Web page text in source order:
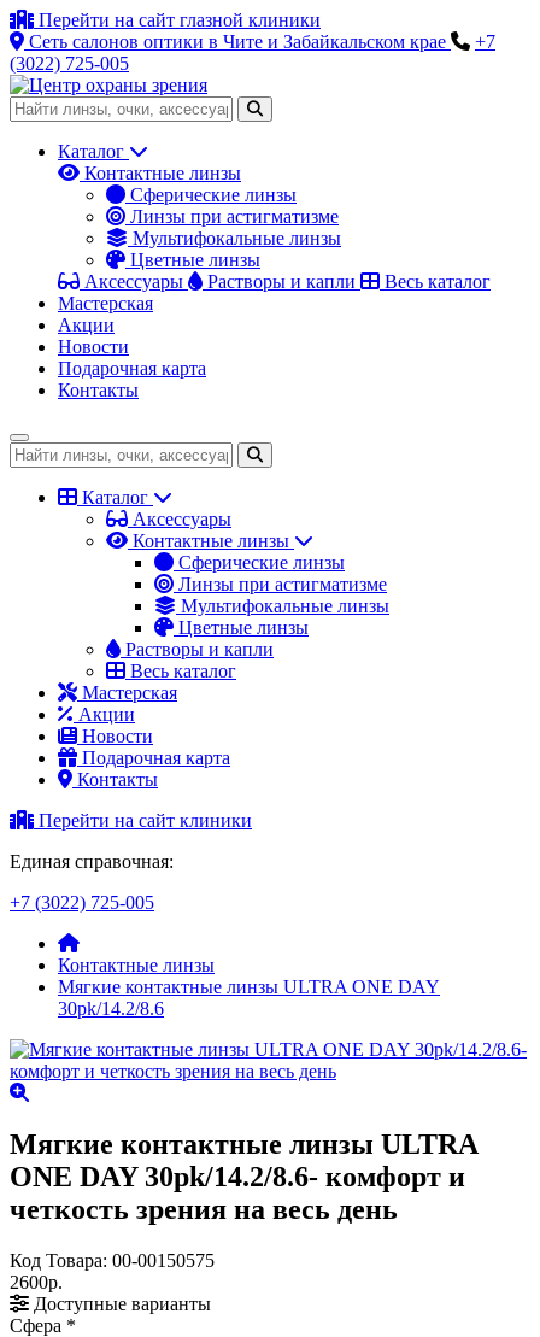
Перейти на сайт глазной клиники
Сеть салонов оптики в Чите и Забайкальском крае
+7
(3022) 725-005
Каталог
Контактные линзы
Сферические линзы
Линзы при астигматизме
Мультифокальные линзы
Цветные линзы
Аксессуары
Растворы и капли
Весь каталог
Мастерская
Акции
Новости
Подарочная карта
Контакты
Каталог
Аксессуары
Контактные линзы
Сферические линзы
Линзы при астигматизме
Мультифокальные линзы
Цветные линзы
Растворы и капли
Весь каталог
Мастерская
Акции
Новости
Подарочная карта
Контакты
Перейти на сайт клиники
Единая справочная:
+7 (3022) 725-005
Контактные линзы
Мягкие контактные линзы ULTRA ONE DAY
30pk/14.2/8.6
Мягкие контактные линзы ULTRA
ONE DAY 30pk/14.2/8.6- комфорт и
четкость зрения на весь день
Код Товара: 00-00150575
2600р.
Доступные варианты
Сфера *